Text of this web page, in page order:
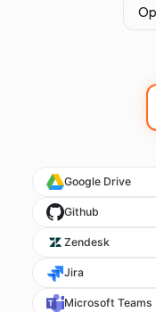
Google Drive
Github
Zendesk
Jira
Microsoft Teams